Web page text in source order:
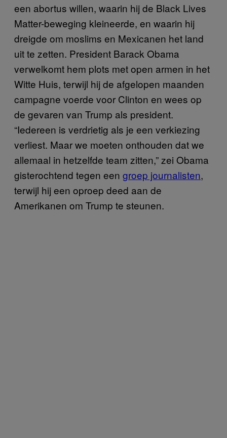
een abortus willen, waarin hij de Black Lives
Matter-beweging kleineerde, en waarin hij
dreigde om moslims en Mexicanen het land
uit te zetten. President Barack Obama
verwelkomt hem plots met open armen in het
Witte Huis, terwijl hij de afgelopen maanden
campagne voerde voor Clinton en wees op
de gevaren van Trump als president.
“Iedereen is verdrietig als je een verkiezing
verliest. Maar we moeten onthouden dat we
allemaal in hetzelfde team zitten,” zei Obama
gisterochtend tegen een groep journalisten,
terwijl hij een oproep deed aan de
Amerikanen om Trump te steunen.